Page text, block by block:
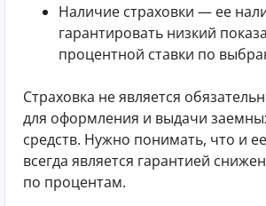
Наличие страховки — ее
гарантировать низкий
процентной ставки по
Страховка не является
для оформления и выдачи
средств. Нужно понимать, что и
всегда является гарантией
по процентам.